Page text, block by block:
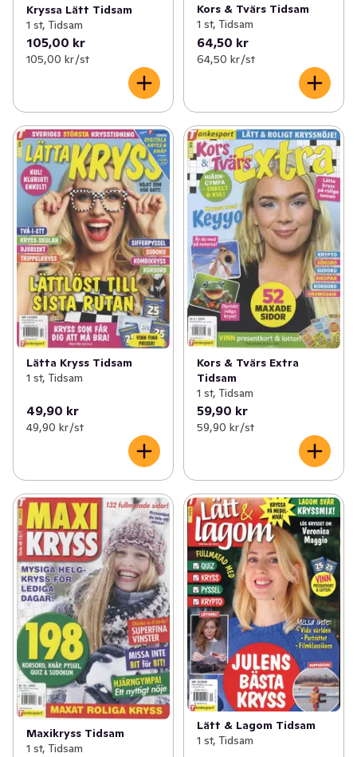
Kryssa Lätt Tidsam
1 st, Tidsam
105,00 kr
105,00 kr /st
Kors & Tvärs Tidsam
1 st, Tidsam
64,50 kr
64,50 kr /st
Lätta Kryss Tidsam
1 st, Tidsam
49,90 kr
49,90 kr /st
Kors & Tvärs Extra
Tidsam
1 st, Tidsam
59,90 kr
59,90 kr /st
Maxikryss Tidsam
1 st, Tidsam
Lätt & Lagom Tidsam
1 st, Tidsam